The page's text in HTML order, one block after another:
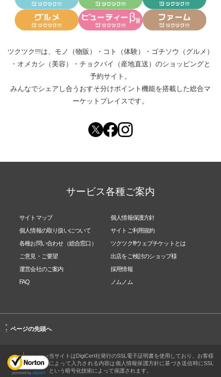
ツクツク!!!は、 モノ（物販） ・ コト（体験） ・ ゴチソウ（グルメ）
・ オメカシ（美容） ・ チョクバイ（産地直送） のショッピングと
予約サイト。
みんなでシェアし合う おすそ分けポイント機能を搭載した総合マ
ーケットプレイスです。
サービス各種ご案内
サイトマップ
個人情報保護方針
個人情報の取り扱いについて
サイトご利用規約
各種お問い合わせ（総合窓口）
ツクツク!!!ウェブチケットとは
ご意見・ご要望
出店をご検討のショップ様
運営会社のご案内
採用情報
FAQ
ノムノム
-
↑ ページの先頭へ
当サイトはDigiCert社発行のSSL電子証明書を使用しており、お客様
によって入力される内容は個人情報保護方針に基づき送信時にSSL
という暗号化技術によって保護されます。